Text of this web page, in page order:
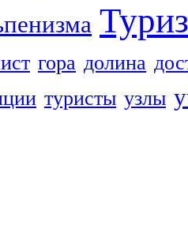
гора долина
туристы узлы